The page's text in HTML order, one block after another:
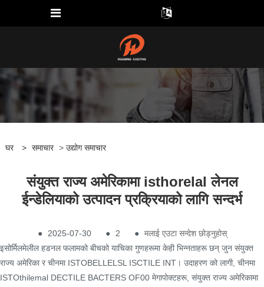
घर > समाचार > उद्योग समाचार
संयुक्त राज्य अमेरिकामा isthorelal लेनल
ईन्डेलियाको उत्पादन प्रक्रियाको लागि सन्दर्भ
● 2025-07-30 ● 2 ● मलाई एउटा सन्देश छोड्नुहोस्
इसोर्मिलमेलील हडनल फलामको बीचको याचिका गुणहरूमा केही भिन्नताहरू छन् जुन संयुक्त
राज्य अमेरिका र चीनमा ISTOBELLELSL ISCTILE INT। उदाहरण को लागी, चीनमा
ISTOthilemal DECTILE BACTERS OF00 मेगापोक्टहरू, संयुक्त राज्य अमेरिकामा